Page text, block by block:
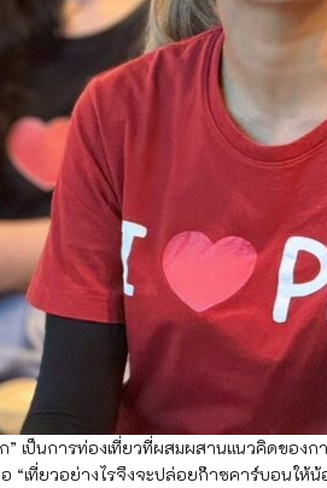
การท่องเที่ยวที่ผสมผสานแนวคิดของการ
“เที่ยวอย่างไรจึงจะปล่อยก๊าซคาร์บอนให้